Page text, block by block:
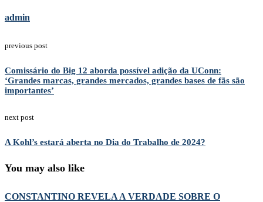
admin
previous post
Comissário do Big 12 aborda possível adição da UConn:
‘Grandes marcas, grandes mercados, grandes bases de fãs são
importantes’
next post
A Kohl’s estará aberta no Dia do Trabalho de 2024?
You may also like
CONSTANTINO REVELA A VERDADE SOBRE O